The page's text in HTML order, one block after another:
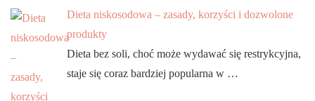
Dieta niskosodowa – zasady, korzyści i dozwolone
produkty
Dieta bez soli, choć może wydawać się restrykcyjna,
staje się coraz bardziej popularna w …